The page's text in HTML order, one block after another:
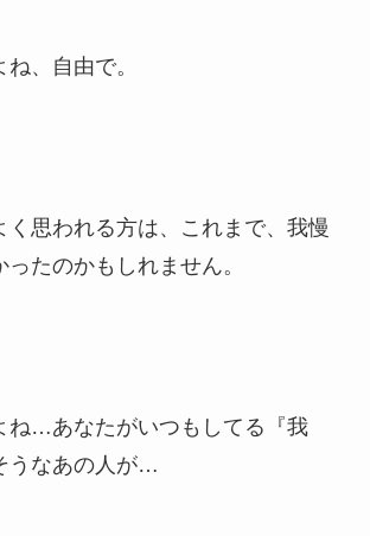
、自由で。
く思われる方は、これまで、我慢
たのかもしれません。
ね…あなたがいつもしてる『我
うなあの人が…